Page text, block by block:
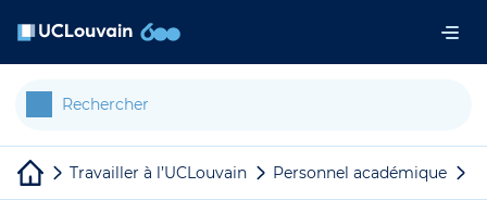
Travailler à l’UCLouvain Personnel académique